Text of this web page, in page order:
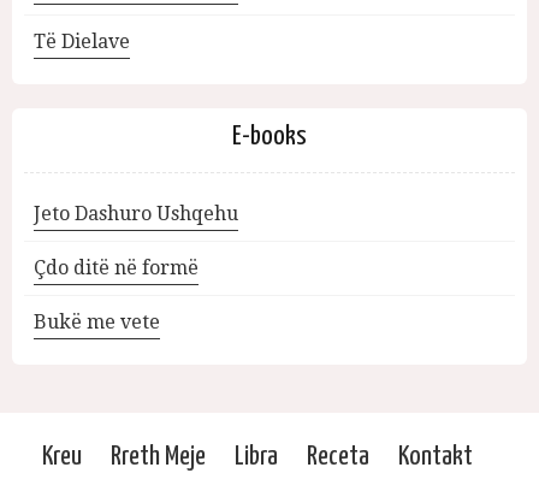
Të Dielave
E-books
Jeto Dashuro Ushqehu
Çdo ditë në formë
Bukë me vete
Kreu Rreth Meje Libra Receta Kontakt